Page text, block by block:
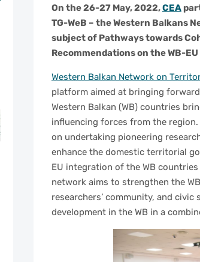
On the 26-27 May, 2022,CEA
TG-WeB – the Western Balkans
subject of Pathways towards
Recommendations on the WB-
Western Balkan Network on
platform aimed at bringing
Western Balkan (WB) countries
influencing forces from the
on undertaking pioneering
enhance the domestic territorial
EU integration of the WB
network aims to strengthen the
researchers’ community, and
development in the WB in a